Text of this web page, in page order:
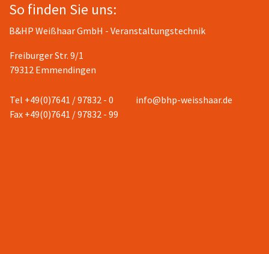
So finden Sie uns:
B&HP Weißhaar GmbH - Veranstaltungstechnik
Freiburger Str. 9/1
79312 Emmendingen
Tel +49(0)7641 / 97832 - 0
Fax +49(0)7641 / 97832 - 99
info@bhp-weisshaar.de